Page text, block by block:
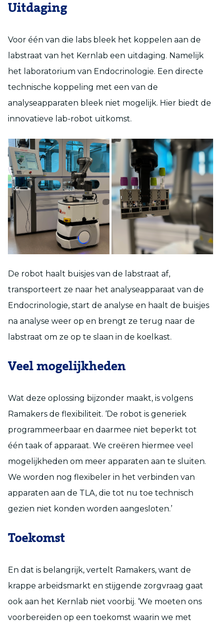
Uitdaging
Voor één van die labs bleek het koppelen aan de
labstraat van het Kernlab een uitdaging. Namelijk
het laboratorium van Endocrinologie. Een directe
technische koppeling met een van de
analyseapparaten bleek niet mogelijk. Hier biedt de
innovatieve lab-robot uitkomst.
De robot haalt buisjes van de labstraat af,
transporteert ze naar het analyseapparaat van de
Endocrinologie, start de analyse en haalt de buisjes
na analyse weer op en brengt ze terug naar de
labstraat om ze op te slaan in de koelkast.
Veel mogelijkheden
Wat deze oplossing bijzonder maakt, is volgens
Ramakers de flexibiliteit. ‘De robot is generiek
programmeerbaar en daarmee niet beperkt tot
één taak of apparaat. We creëren hiermee veel
mogelijkheden om meer apparaten aan te sluiten.
We worden nog flexibeler in het verbinden van
apparaten aan de TLA, die tot nu toe technisch
gezien niet konden worden aangesloten.’
Toekomst
En dat is belangrijk, vertelt Ramakers, want de
krappe arbeidsmarkt en stijgende zorgvraag gaat
ook aan het Kernlab niet voorbij. ‘We moeten ons
voorbereiden op een toekomst waarin we met